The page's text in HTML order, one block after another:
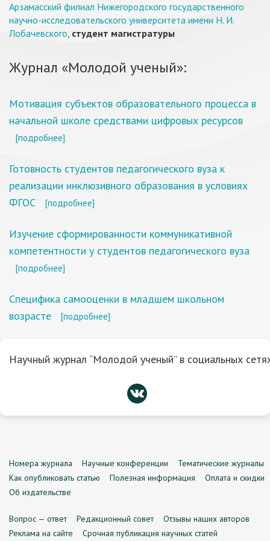
Арзамасский филиал Нижегородского государственного
научно-исследовательского университета имени Н. И.
Лобачевского, студент магистратуры
Журнал «Молодой ученый»:
Мотивация субъектов образовательного процесса в
начальной школе средствами цифровых ресурсов
[подробнее]
Готовность студентов педагогического вуза к
реализации инклюзивного образования в условиях
ФГОС
[подробнее]
Изучение сформированности коммуникативной
компетентности у студентов педагогического вуза
[подробнее]
Специфика самооценки в младшем школьном
возрасте
[подробнее]
Научный журнал “Молодой ученый” в социальных
Номера журнала Научные конференции
Тематические журналы
Как опубликовать статью
Полезная информация
Оплата и скидки
Об издательстве
Вопрос — ответ Редакционный совет
Отзывы наших авторов
Реклама на сайте
Срочная публикация научных статей